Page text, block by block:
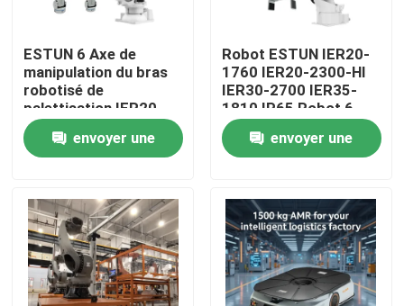
Visite de l'usine
Contrôle de la qualité
Nous contacter
Demandez un devis
bras de robot industriel
ESTUN 6 Axe de
manipulation du bras
robotisé de
palettisation IER20-
1760 IER20-2300-HI
IER30-2700 IER35-
1810
envoyer une
Robot ESTUN IER20-
1760 IER20-2300-HI
IER30-2700 IER35-
1810 IP65 Robot 6
axes pour
manutention, soudage
à l'arc, chargement et
envoyer une